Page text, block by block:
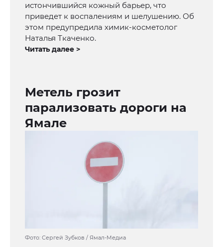
истончившийся кожный барьер, что
приведет к воспалениям и шелушению. Об
этом предупредила химик-косметолог
Наталья Ткаченко.
Читать далее >
Метель грозит
парализовать дороги на
Ямале
Фото: Сергей Зубков / Ямал-Медиа